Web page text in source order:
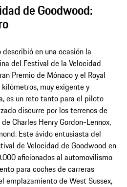
de Goodwood:
en una ocasión la
del Festival de la Velocidad
Premio de Mónaco y el Royal
muy exigente y
es un reto tanto para el piloto
discurre por los terrenos de
Charles Henry Gordon-Lennox,
Este ávido entusiasta del
de Velocidad de Goodwood en
aficionados al automovilismo
para coches de carreras
emplazamiento de West Sussex,